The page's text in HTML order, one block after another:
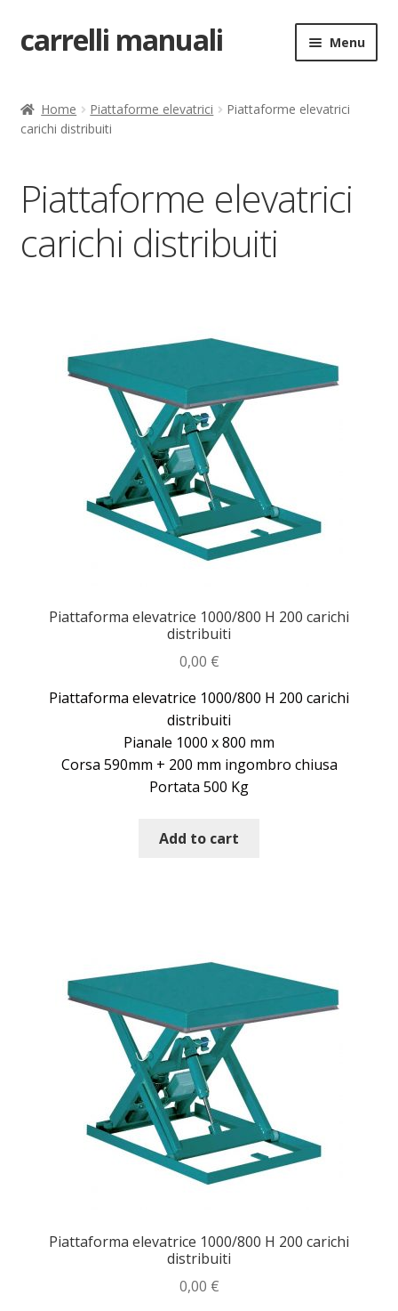
Vai
alla
Vai
al
carrelli manuali Menu
Carrello
Come ordinare
costruttori
Il mio account
Piattaforme elevatrici
Sollevatori elettrici manuali timonati
Home Piattaforme elevatrici
Piattaforme elevatrici
carichi distribuiti
Piattaforme elevatrici
carichi distribuiti
Piattaforma elevatrice 1000/800 H 200 carichi
distribuiti
0,00 €
Piattaforma elevatrice 1000/800 H 200 carichi
distribuiti
Pianale 1000 x 800 mm
Corsa 590mm + 200 mm ingombro chiusa
Portata 500 Kg
Add to cart
Piattaforma elevatrice 1000/800 H 200 carichi
distribuiti
0,00 €